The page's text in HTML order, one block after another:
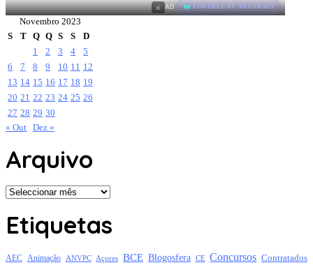
× AD POWERED BY WEFORADS
Novembro 2023
S
T Q Q S S
D
1
2 3 4
5
6
7 8 9 10 11 12
13 14 15 16 17 18 19
20 21 22 23 24 25 26
27 28 29 30
« Out Dez »
Arquivo
Arquivo
Etiquetas
AEC Animação ANVPC Açores BCE Blogosfera CE Concursos Contratados